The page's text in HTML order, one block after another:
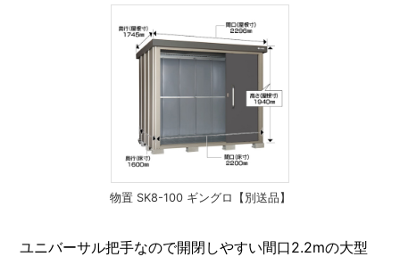
物置 SK8-100 ギングロ【別送品】
ユニバーサル把手なので開閉しやすい間口2.2mの大型